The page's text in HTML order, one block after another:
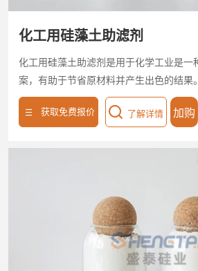
化工用硅藻土助滤剂
化工用硅藻土助滤剂是用于化学工业是一
案，有助于节省原材料并产生出色的结果
特性质使其成为各种化学过滤过程的理想
助滤剂其高表面积和多孔性使其成为一种
获取免费报价 了解详情 加购